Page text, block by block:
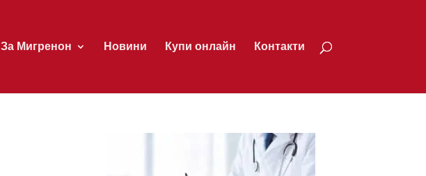
За Мигренон Новини Купи онлайн Контакти